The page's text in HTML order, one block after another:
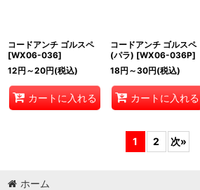
コードアンチ ゴルスペ
[WX06-036]
12円 ～20円(税込)
カートに入れる
コードアンチ ゴルスペ
(パラ) [WX06-036P]
18円 ～30円(税込)
カートに入れる
1 2 次»
ホーム